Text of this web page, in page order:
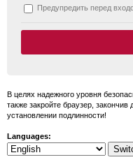
Предупредить перед
В целях надежного уровня
также закройте браузер,
установлении подлинности!
Languages: